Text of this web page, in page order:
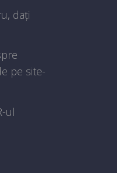
dați
pe site-
ul